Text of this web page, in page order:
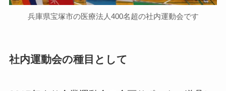
兵庫県宝塚市の医療法人400名超の社内運動会です
社内運動会の種目として